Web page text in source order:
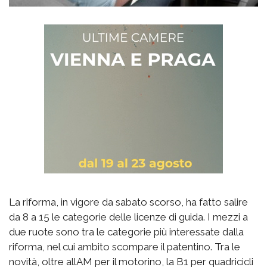
La riforma, in vigore da sabato scorso, ha fatto salire
da 8 a 15 le categorie delle licenze di guida. I mezzi a
due ruote sono tra le categorie più interessate dalla
riforma, nel cui ambito scompare il patentino. Tra le
novità, oltre allAM per il motorino, la B1 per quadricicli